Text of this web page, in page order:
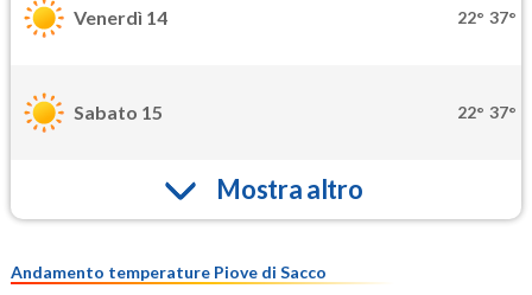
Venerdì 14 22° 37°
Sabato 15 22° 37°
Mostra altro
Andamento temperature Piove di Sacco